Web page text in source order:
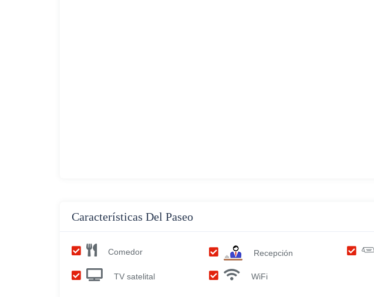
Características Del Paseo
Comedor Recepción
TV satelital WiFi